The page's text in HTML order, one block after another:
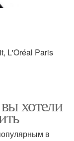
L'Oréal Paris
хотели
в